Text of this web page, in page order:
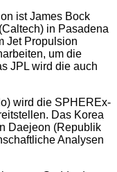
ist James Bock
in Pasadena
Jet Propulsion
um die
JPL wird die auch
wird die SPHEREx-
Das Korea
Daejeon (Republik
Analysen